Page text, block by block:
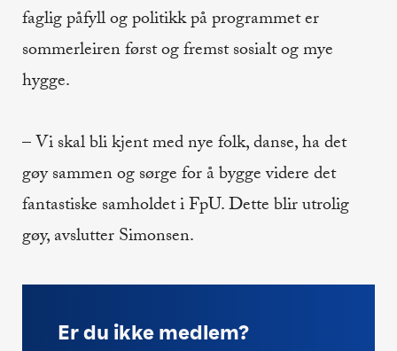
faglig påfyll og politikk på programmet er
sommerleiren først og fremst sosialt og mye
hygge.
– Vi skal bli kjent med nye folk, danse, ha det
gøy sammen og sørge for å bygge videre det
fantastiske samholdet i FpU. Dette blir utrolig
gøy, avslutter Simonsen.
Er du ikke medlem?